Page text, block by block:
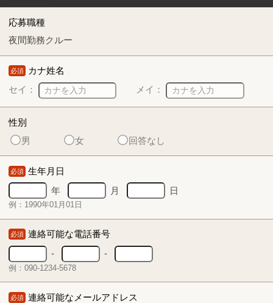
応募職種
夜間勤務クルー
必須 カナ姓名
セイ：
メイ：
性別
男
女 回答なし
必須 生年月日
年
月 日
例：1990年01月01日
必須 連絡可能な電話番号
-
-
例：090-1234-5678
必須 連絡可能なメールアドレス